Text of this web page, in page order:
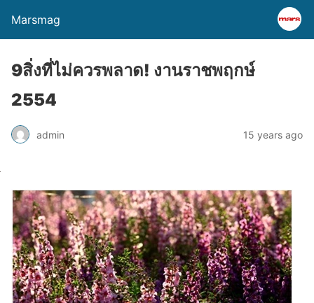
Marsmag
9สิ่งที่ไม่ควรพลาด! งานราชพฤกษ์
2554
admin 15 years ago